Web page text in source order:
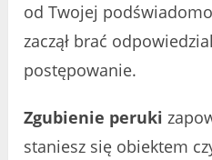
od Twojej
zaczął brać
postępowanie.
Zgubienie peruki
staniesz się obiektem